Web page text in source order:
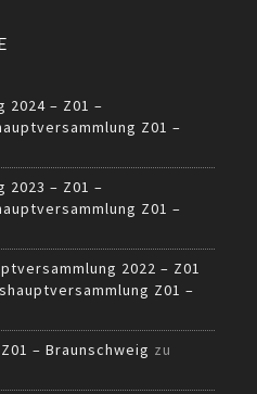
2024 – Z01 –
Z01 –
2023 – Z01 –
Z01 –
2022 – Z01
Z01 –
– Braunschweig zu